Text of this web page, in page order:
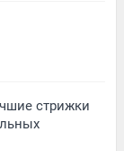
стрижки